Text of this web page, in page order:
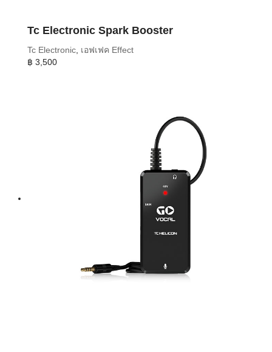
Tc Electronic Spark Booster
Tc Electronic เอฟเฟค Effect
฿ 3,500